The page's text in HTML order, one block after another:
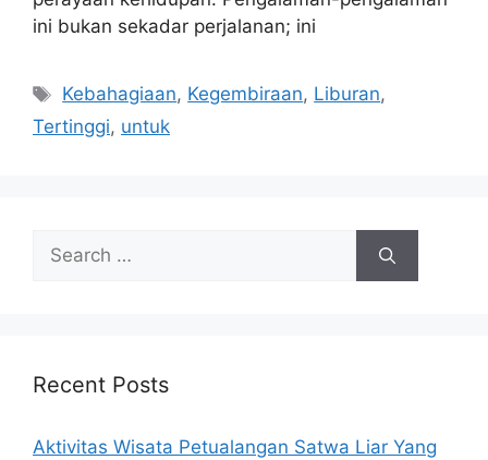
ini bukan sekadar perjalanan; ini
Tags
Kebahagiaan, Kegembiraan, Liburan,
Tertinggi, untuk
Search
for:
Recent Posts
Aktivitas Wisata Petualangan Satwa Liar Yang